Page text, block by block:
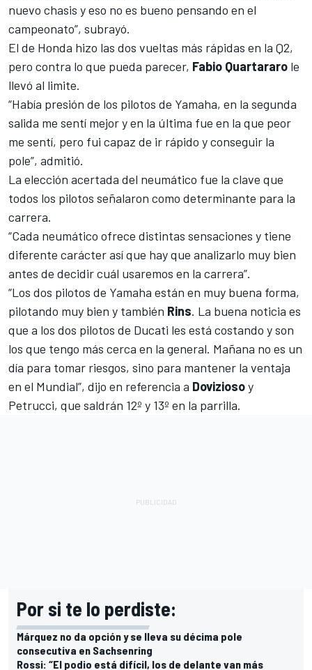
nuevo chasis y eso no es bueno pensando en el
campeonato”, subrayó.
El de Honda hizo las dos vueltas más rápidas en la Q2,
pero contra lo que pueda parecer, Fabio Quartararo le
llevó al limite.
“Había presión de los pilotos de Yamaha, en la segunda
salida me sentí mejor y en la última fue en la que peor
me sentí, pero fui capaz de ir rápido y conseguir la
pole”, admitió.
La elección acertada del neumático fue la clave que
todos los pilotos señalaron como determinante para la
carrera.
“Cada neumático ofrece distintas sensaciones y tiene
diferente carácter así que hay que analizarlo muy bien
antes de decidir cuál usaremos en la carrera”.
“Los dos pilotos de Yamaha están en muy buena forma,
pilotando muy bien y también Rins. La buena noticia es
que a los dos pilotos de Ducati les está costando y son
los que tengo más cerca en la general. Mañana no es un
día para tomar riesgos, sino para mantener la ventaja
en el Mundial”, dijo en referencia a Doviziosoy
Petrucci, que saldrán 12º y 13º en la parrilla.
Por si te lo perdiste:
Márquez no da opción y se lleva su décima pole
consecutiva en Sachsenring
Rossi: “El podio está difícil, los de delante van más